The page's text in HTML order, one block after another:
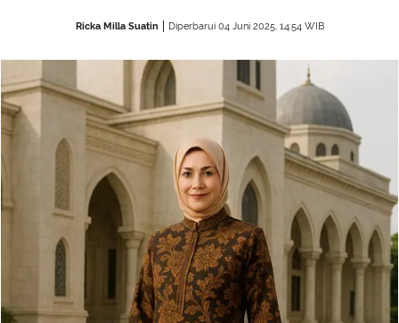
Ricka Milla Suatin Diperbarui 04 Juni 2025, 14:54 WIB